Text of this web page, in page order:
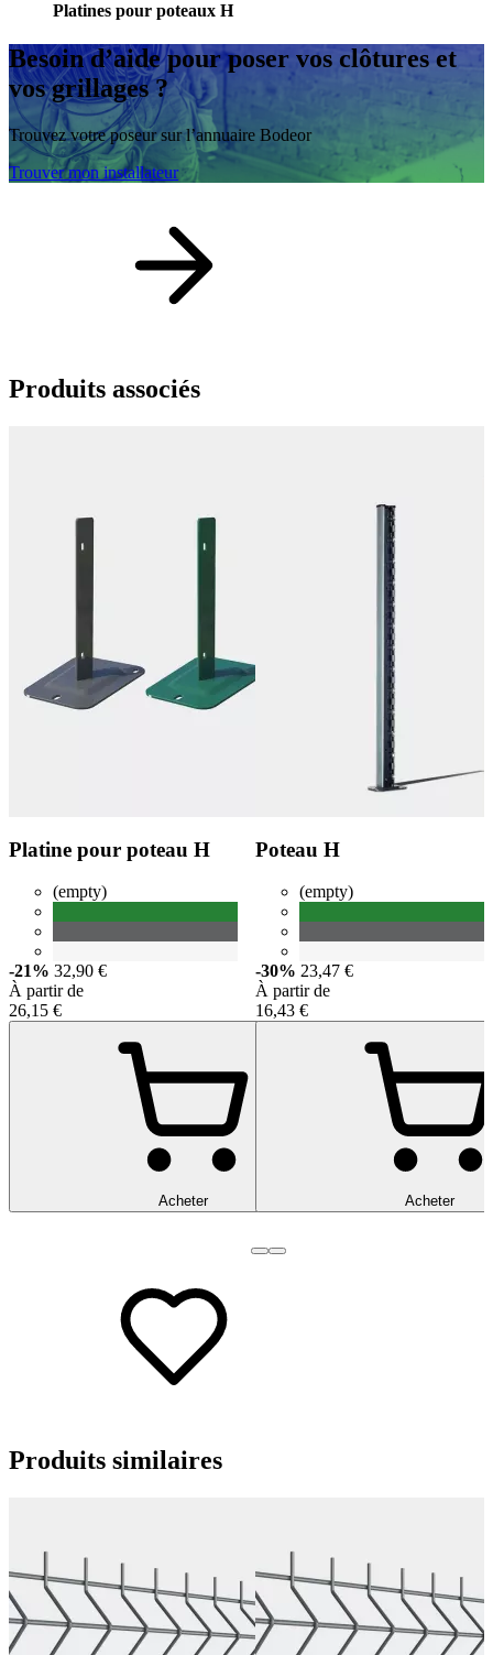
Platines pour poteaux H
Besoin d’aidepour poser vos clôtures et
vos grillages ?
Trouvez votre poseur sur l’annuaire Bodeor
Trouver mon installateur
Produits associés
Platine pour poteau H
(empty)
-21% 32,90 €
À partir de
26,15 €
Acheter
Poteau H
(empty)
-30% 23,47 €
À partir de
16,43 €
Acheter
Produits similaires